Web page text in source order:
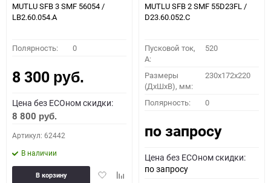
MUTLU SFB 3 SMF 56054 /
LB2.60.054.A
Полярность: 0
8 300 руб.
Цена без ECOном скидки:
8 800 руб.
Артикул: 62442
В наличии
ДобавитьДобавить
В корзину
MUTLU SFB 2 SMF 55D23FL /
D23.60.052.C
Пусковой ток,
A:
520
Размеры
(ДхШхВ), мм:
230x172x220
Полярность: 0
по запросу
Цена без ECOном скидки:
по запросу